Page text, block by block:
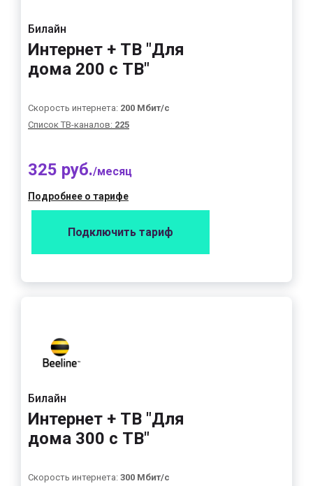
Билайн
Интернет + ТВ "Для
дома 200 с ТВ"
Скорость интернета: 200 Мбит/с
Список ТВ-каналов: 225
325 руб./месяц
Подробнее о тарифе
Подключить тариф
Билайн
Интернет + ТВ "Для
дома 300 с ТВ"
Скорость интернета: 300 Мбит/с